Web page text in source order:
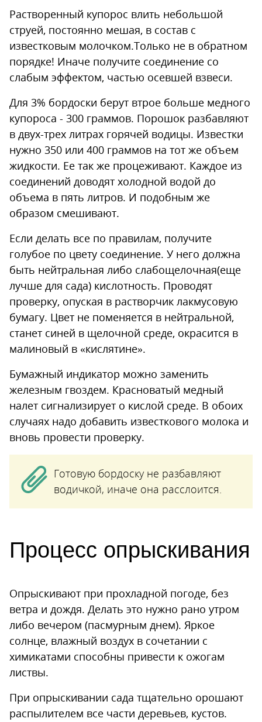
Растворенный купорос влить небольшой
струей, постоянно мешая, в состав с
известковым молочком.Только не в обратном
порядке! Иначе получите соединение со
слабым эффектом, частью осевшей взвеси.
Для 3% бордоски берут втрое больше медного
купороса - 300 граммов. Порошок разбавляют
в двух-трех литрах горячей водицы. Известки
нужно 350 или 400 граммов на тот же объем
жидкости. Ее так же процеживают. Каждое из
соединений доводят холодной водой до
объема в пять литров. И подобным же
образом смешивают.
Если делать все по правилам, получите
голубое по цвету соединение. У него должна
быть нейтральная либо слабощелочная(еще
лучше для сада) кислотность. Проводят
проверку, опуская в растворчик лакмусовую
бумагу. Цвет не поменяется в нейтральной,
станет синей в щелочной среде, окрасится в
малиновый в «кислятине».
Бумажный индикатор можно заменить
железным гвоздем. Красноватый медный
налет сигнализирует о кислой среде. В обоих
случаях надо добавить известкового молока и
вновь провести проверку.
Готовую бордоску не разбавляют
водичкой, иначе она расслоится.
Процесс опрыскивания
Опрыскивают при прохладной погоде, без
ветра и дождя. Делать это нужно рано утром
либо вечером (пасмурным днем). Яркое
солнце, влажный воздух в сочетании с
химикатами способны привести к ожогам
листвы.
При опрыскивании сада тщательно орошают
распылителем все части деревьев, кустов.